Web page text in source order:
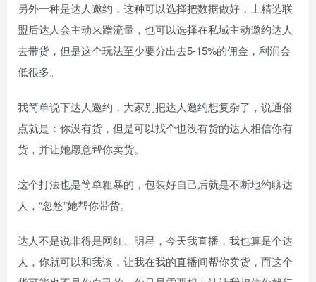
另外一种是达人邀约，这种可以选择把数据做好，上精选联
盟后达人会主动来蹭流量，也可以选择在私域主动邀约达人
去带货，但是这个玩法至少要分出去5-15%的佣金，利润会
低很多。
我简单说下达人邀约，大家别把达人邀约想复杂了，说通俗
点就是：你没有货，但是可以找个也没有货的达人相信你有
货，并让她愿意帮你卖货。
这个打法也是简单粗暴的，包装好自己后就是不断地约聊达
人，“忽悠”她帮你带货。
达人不是说非得是网红、明星，今天我直播，我也算是个达
人，你就可以和我谈，让我在我的直播间帮你卖货，而这个